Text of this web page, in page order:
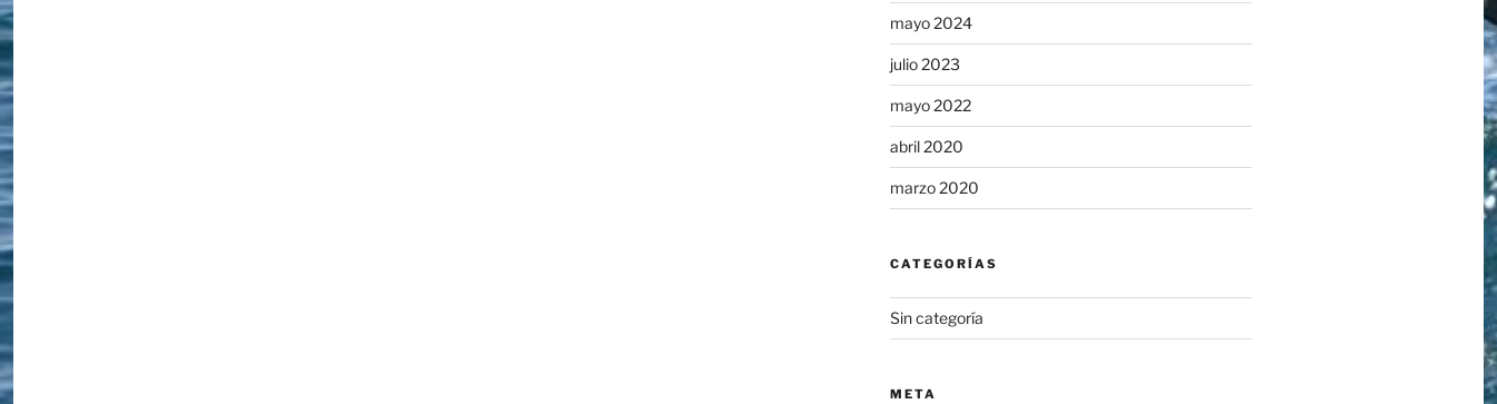
mayo 2024
julio 2023
mayo 2022
abril 2020
marzo 2020
CATEGORÍAS
Sin categoría
META